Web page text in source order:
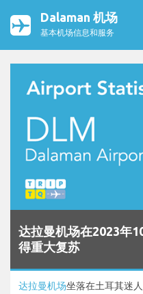
Dalaman 机场
基本机场信息和服务
达拉曼机场在2023年
得重大复苏
达拉曼机场坐落在土耳其迷